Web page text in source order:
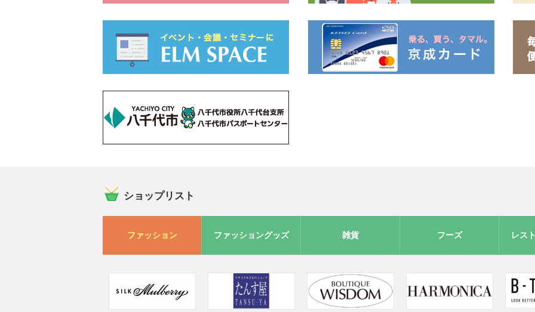
ショップリスト
ファッション ファッショングッズ 雑貨 フーズ レス